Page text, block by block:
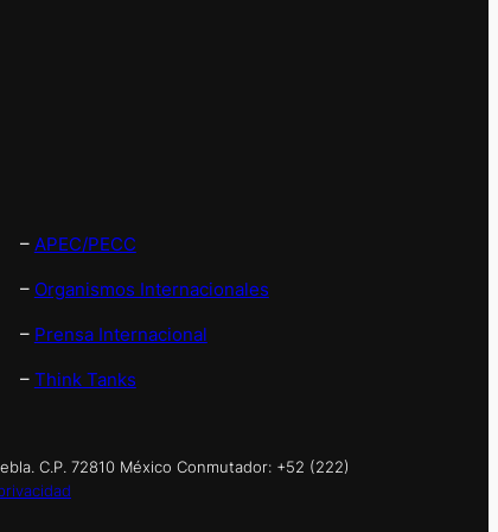
– APEC/PECC
– Organismos Internacionales
– Prensa Internacional
– Think Tanks
C.P. 72810 México Conmutador: +52 (222)